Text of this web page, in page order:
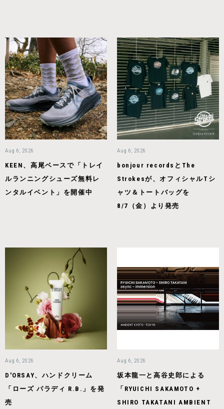
Aug 6, 2026
KEEN、高尾ベースで「トレイ
ルランニングシューズ無料レ
ンタルイベント」を開催中
Aug 6, 2026
bonjour recordsとThe
Strokesが、オフィシャルTシ
ャツ＆トートバッグを
8/7（金）より発売
Aug 6, 2026
D'ORSAY、ハンドクリーム
「ローズ パラディ R.B.」を発
売
Aug 6, 2026
坂本龍一と高谷史郎による
「RYUICHI SAKAMOTO +
SHIRO TAKATANI AMBIENT